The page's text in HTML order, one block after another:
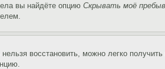
вы найдёте опцию Скрывать моё
нельзя восстановить, можно легко